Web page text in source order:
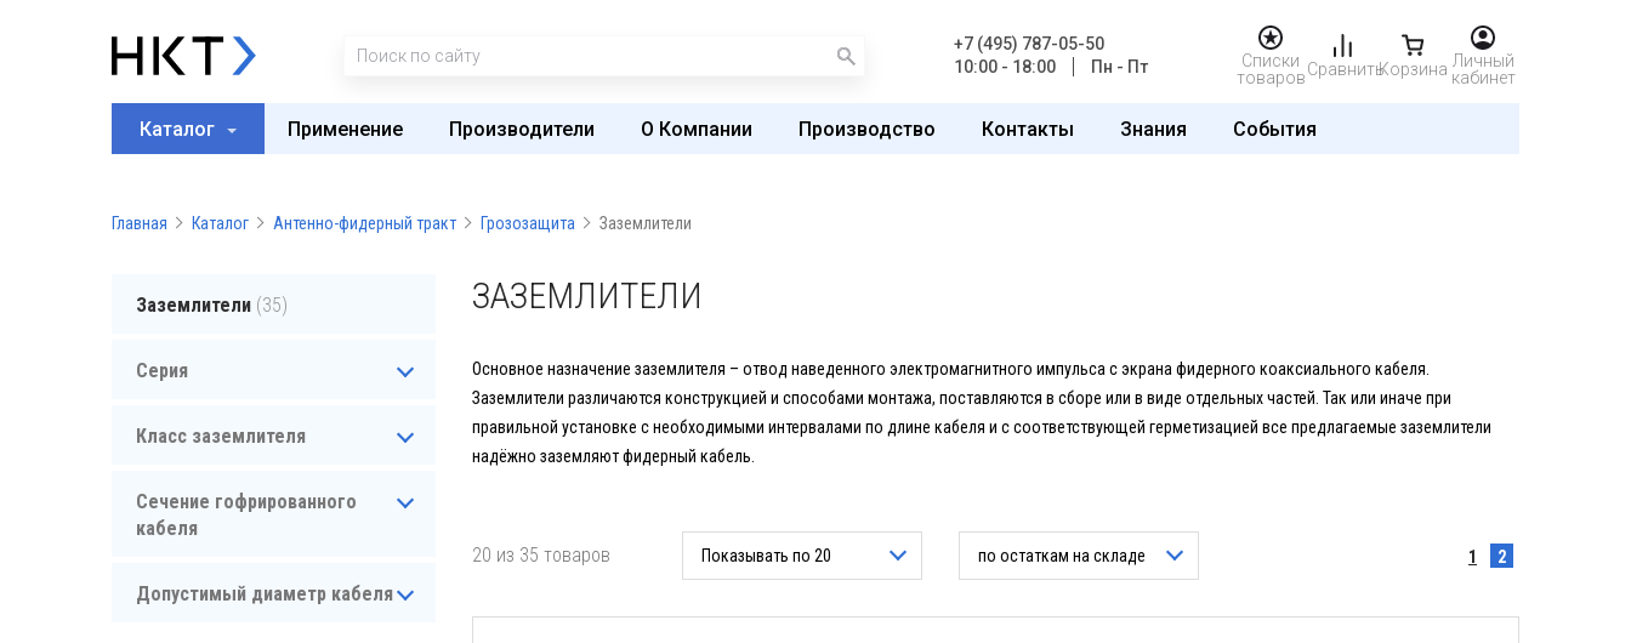
+7 (495) 787-05-50
10:00 - 18:00
Пн - Пт
Списки
товаровСравнитьКорзина Личный
кабинет
Каталог Применение Производители О Компании Производство Контакты Знания События
Главная Каталог Антенно-фидерный тракт Грозозащита Заземлители
Заземлители (35)
Серия
Класс заземлителя
Сечение гофрированного
кабеля
Допустимый диаметр кабеля
ЗАЗЕМЛИТЕЛИ
Основное назначение заземлителя – отвод наведенного электромагнитного импульса с экрана фидерного коаксиального кабеля.
Заземлители различаются конструкцией и способами монтажа, поставляются в сборе или в виде отдельных частей. Так или иначе при
правильной установке с необходимыми интервалами по длине кабеля и с соответствующей герметизацией все предлагаемые заземлители
надёжно заземляют фидерный кабель.
20 из 35 товаров Показывать по 20 по остаткам на складе 1 2